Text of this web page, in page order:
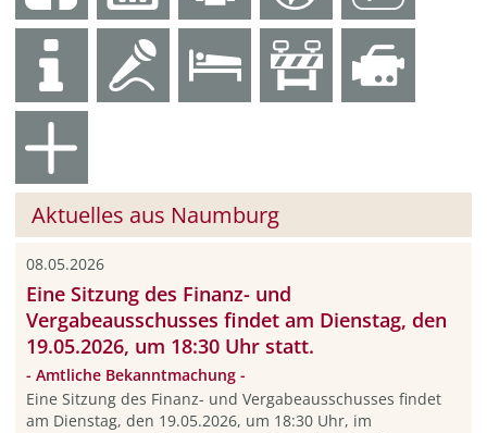
Aktuelles aus Naumburg
08.05.2026
Eine Sitzung des Finanz- und
Vergabeausschusses findet am Dienstag, den
19.05.2026, um 18:30 Uhr statt.
- Amtliche Bekanntmachung -
Eine Sitzung des Finanz- und Vergabeausschusses findet
am Dienstag, den 19.05.2026, um 18:30 Uhr, im